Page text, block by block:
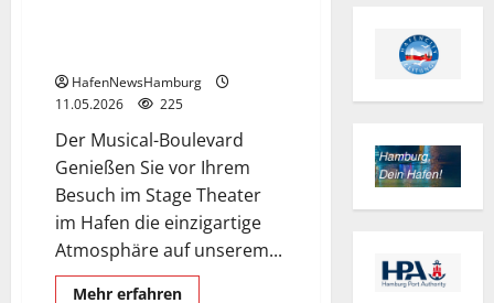
HafenNewsHamburg
11.05.2026
225
Der Musical-Boulevard
Genießen Sie vor Ihrem
Besuch im Stage Theater
im Hafen die einzigartige
Atmosphäre auf unserem...
Mehr erfahrenMehr
Museum
Speicherstadt